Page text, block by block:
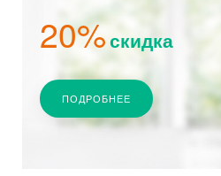
20%скидка
ПОДРОБНЕЕ